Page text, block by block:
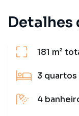
Detalhes
181 m²
3 quartos
4